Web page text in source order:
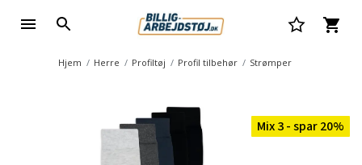
Hjem Herre Profiltøj Profil tilbehør Strømper
Mix 3 - spar 20%